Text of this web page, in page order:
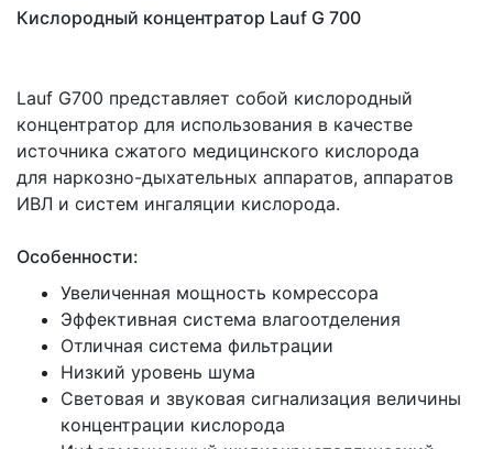
Кислородный концентратор Lauf G 700
Lauf G700 представляет собой кислородный
концентратор для использования в качестве
источника сжатого медицинского кислорода
для наркозно-дыхательных аппаратов, аппаратов
ИВЛ и систем ингаляции кислорода.
Особенности:
Увеличенная мощность комрессора
Эффективная система влагоотделения
Отличная система фильтрации
Низкий уровень шума
Световая и звуковая сигнализация величины
концентрации кислорода